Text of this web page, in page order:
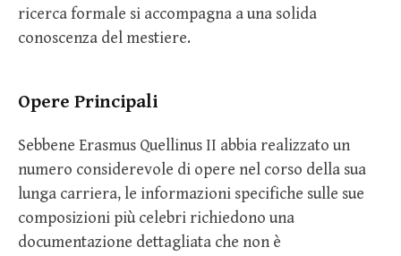
ricerca formale si accompagna a una solida
conoscenza del mestiere.
Opere Principali
Sebbene Erasmus Quellinus II abbia realizzato un
numero considerevole di opere nel corso della sua
lunga carriera, le informazioni specifiche sulle sue
composizioni più celebri richiedono una
documentazione dettagliata che non è